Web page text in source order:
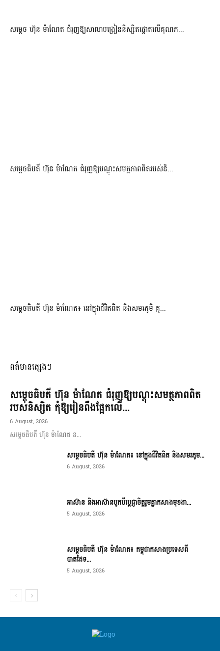
សម្តេច ហ៊ុន ម៉ាណែត ជំរុញឱ្យសាលាបង្រៀននិស្សិតផ្តោតលើគុណភ...
សម្តេចធិបតី ហ៊ុន ម៉ាណែត ជំរុញឱ្យបណ្តុះសមត្ថភាពពិតរបស់និ...
សម្តេចធិបតី ហ៊ុន ម៉ាណែត៖ នៅក្នុងជីវិតពិត និងសមរភូមិ គ្ម...
ពត៌មានផ្សេងៗ
សម្តេចធិបតី ហ៊ុន ម៉ាណែត ជំរុញឱ្យបណ្តុះសមត្ថភាពពិត
របស់និស្សិត កុំឱ្យរៀនពឹងផ្អែកលើ...
6 August, 2026
សម្តេចធិបតី ហ៊ុន ម៉ាណែត ន...
សម្តេចធិបតី ហ៊ុន ម៉ាណែត៖ នៅក្នុងជីវិតពិត និងសមរភូម...
6 August, 2026
អាស៊ាន និងអាស៊ានបូកបីប្តេជ្ញាចិត្តរួមគ្នាកសាងមុខងា...
5 August, 2026
សម្ដេចធិបតី ហ៊ុន ម៉ាណែត៖ កម្ពុជាកសាងប្រទេសពី
បាតដៃទ...
5 August, 2026